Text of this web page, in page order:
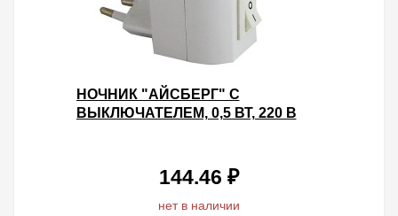
НОЧНИК "АЙСБЕРГ" С
ВЫКЛЮЧАТЕЛЕМ, 0,5 ВТ, 220 В
144.46 ₽
нет в наличии